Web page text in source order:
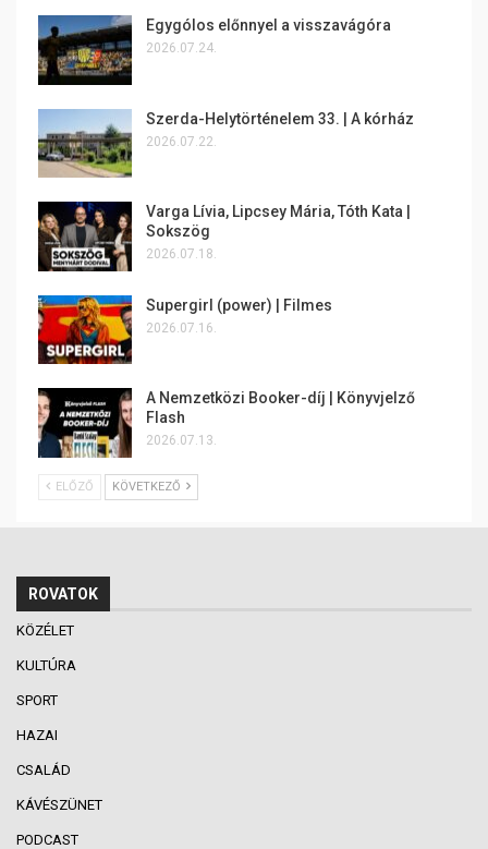
Egygólos előnnyel a visszavágóra
2026.07.24.
Szerda-Helytörténelem 33. | A kórház
2026.07.22.
Varga Lívia, Lipcsey Mária, Tóth Kata |
Sokszög
2026.07.18.
Supergirl (power) | Filmes
2026.07.16.
A Nemzetközi Booker-díj | Könyvjelző
Flash
2026.07.13.
ELŐZŐ KÖVETKEZŐ
ROVATOK
KÖZÉLET
KULTÚRA
SPORT
HAZAI
CSALÁD
KÁVÉSZÜNET
PODCAST